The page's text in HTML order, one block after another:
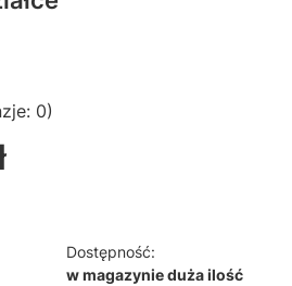
0)
Dostępność:
w magazynie duża ilość